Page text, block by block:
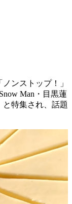
ンストップ！」
Man・目黒蓮
特集され、話題